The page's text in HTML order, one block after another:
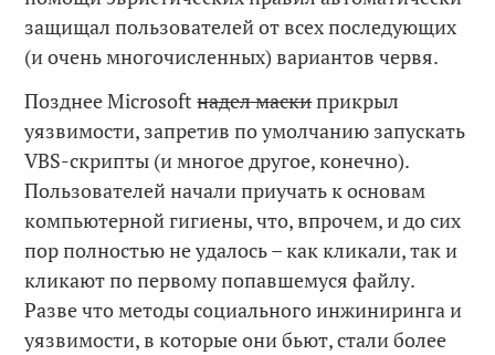
защищал пользователей от всех последующих
(и очень многочисленных) вариантов червя.
Позднее Microsoftнадел маскиприкрыл
уязвимости, запретив по умолчанию запускать
VBS-скрипты (и многое другое, конечно).
Пользователей начали приучать к основам
компьютерной гигиены, что, впрочем, и до сих
пор полностью не удалось – как кликали, так и
кликают по первому попавшемуся файлу.
Разве что методы социального инжиниринга и
уязвимости, в которые они бьют, стали более